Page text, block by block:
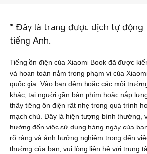
* Đây là trang được dịch tự động
tiếng Anh.
Tiếng ồn điện của Xiaomi Book đã được
và hoàn toàn nằm trong phạm vi của
quốc gia. Vào ban đêm hoặc các môi
khác, tai người gần bàn phím hoặc nắp
thấy tiếng ồn điện rất nhẹ trong quá trình
mạch chủ. Đây là hiện tượng bình thường,
hưởng đến việc sử dụng hàng ngày của
rõ ràng và ảnh hưởng nghiêm trọng đến
thường của bạn, vui lòng liên hệ với trung